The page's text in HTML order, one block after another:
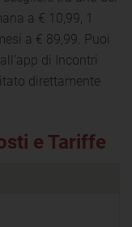
a € 10,99, 1
a € 89,99. Puoi
di Incontri
direttamente
e Tariffe